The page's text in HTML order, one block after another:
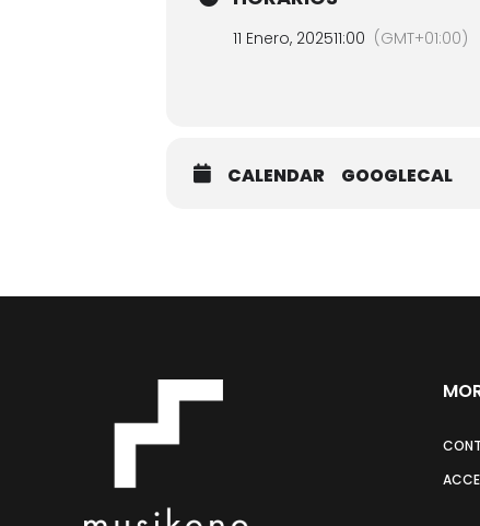
11 Enero, 202511:00 (GMT+01:00)
CALENDAR GOOGLECAL